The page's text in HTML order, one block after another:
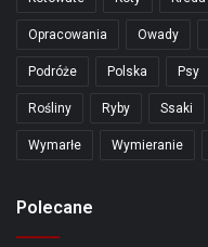
Opracowania Owady
Podróże Polska Psy
Rośliny Ryby Ssaki
Wymarłe Wymieranie
Polecane